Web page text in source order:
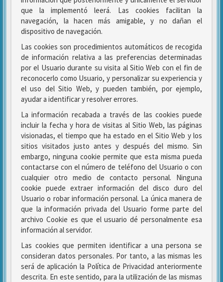
que la implementó leerá. Las cookies facilitan la
navegación, la hacen más amigable, y no dañan el
dispositivo de navegación.
Las cookies son procedimientos automáticos de recogida
de información relativa a las preferencias determinadas
por el Usuario durante su visita al Sitio Web con el fin de
reconocerlo como Usuario, y personalizar su experiencia y
el uso del Sitio Web, y pueden también, por ejemplo,
ayudar a identificar y resolver errores.
La información recabada a través de las cookies puede
incluir la fecha y hora de visitas al Sitio Web, las páginas
visionadas, el tiempo que ha estado en el Sitio Web y los
sitios visitados justo antes y después del mismo. Sin
embargo, ninguna cookie permite que esta misma pueda
contactarse con el número de teléfono del Usuario o con
cualquier otro medio de contacto personal. Ninguna
cookie puede extraer información del disco duro del
Usuario o robar información personal. La única manera de
que la información privada del Usuario forme parte del
archivo Cookie es que el usuario dé personalmente esa
información al servidor.
Las cookies que permiten identificar a una persona se
consideran datos personales. Por tanto, a las mismas les
será de aplicación la Política de Privacidad anteriormente
descrita. En este sentido, para la utilización de las mismas